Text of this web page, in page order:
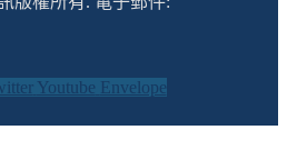
Youtube Envelope